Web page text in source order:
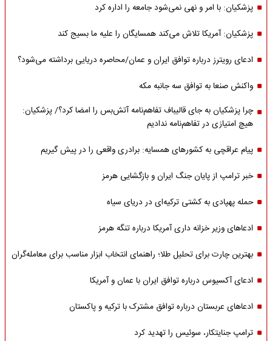
پزشکیان: با امر و نهی نمی‌شود جامعه را اداره کرد
پزشکیان: آمریکا تلاش می‌کند همسایگان را علیه ما بسیج کند
ادعای رویترز درباره توافق ایران و عمان/محاصره دریایی برداشته می‌شود؟
واکنش صنعا به توافق سه جانبه مکه
چرا پزشکیان به جای قالیباف تفاهم‌نامه آتش‌بس را امضا کرد؟/ پزشکیان:
هیچ امتیازی در تفاهم‌نامه ندادیم
پیام عراقچی به کشورهای همسایه: برادری واقعی را در پیش گیریم
خبر ترامپ از پایان جنگ ایران و بازگشایی هرمز
حمله پهپادی به کشتی ترکیه‌ای در دریای سیاه
ادعاهای وزیر خزانه داری آمریکا درباره تنگه هرمز
بهترین چارت برای تحلیل طلا؛ راهنمای انتخاب ابزار مناسب برای معامله‌گران
ادعای آکسیوس درباره توافق ایران با عمان و آمریکا
ادعاهای عربستان درباره توافق مشترک با ترکیه و پاکستان
ترامپ جنایتکار، سوئیس را تهدید کرد